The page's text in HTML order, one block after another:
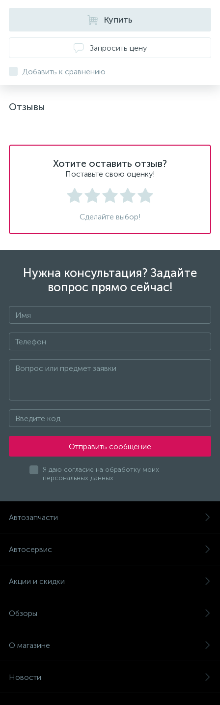
Купить
Запросить цену
Добавить к сравнению
Отзывы
Хотите оставить отзыв?
Поставьте свою оценку!
Сделайте выбор!
Нужна консультация? Задайте
вопрос прямо сейчас!
Отправить сообщение
Я даю согласие на обработку моих
персональных данных
Автозапчасти
Автосервис
Акции и скидки
Обзоры
О магазине
Новости